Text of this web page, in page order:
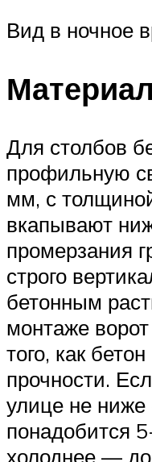
Вид в ночное
Для столбов
профильную
мм, с
вкапывают
промерзания
строго
бетонным
монтаже
того, как
прочности.
улице не ниже
понадобится
холоднее —